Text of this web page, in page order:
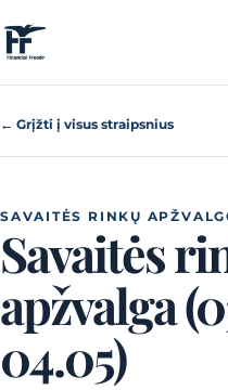
← Grįžti į visus straipsnius
SAVAITĖS RINKŲ
Savaitės
apžvalga
04.05)